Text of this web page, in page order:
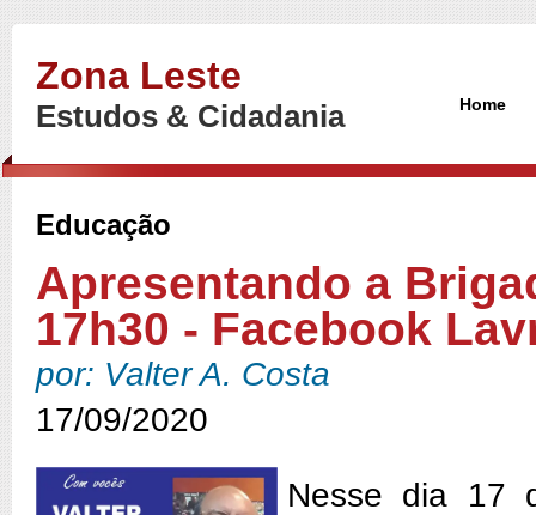
Zona Leste
Estudos & Cidadania Home
Educação
Apresentando a
17h30 - Facebook
por: Valter A. Costa
17/09/2020
Nesse dia 17